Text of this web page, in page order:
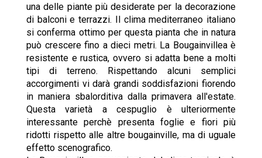
una delle piante più desiderate per la decorazione
di balconi e terrazzi. Il clima mediterraneo italiano
si conferma ottimo per questa pianta che in natura
può crescere fino a dieci metri. La Bougainvillea è
resistente e rustica, ovvero si adatta bene a molti
tipi di terreno. Rispettando alcuni semplici
accorgimenti vi darà grandi soddisfazioni fiorendo
in maniera sbalorditiva dalla primavera all'estate.
Questa varietà a cespuglio è ulteriormente
interessante perchè presenta foglie e fiori più
ridotti rispetto alle altre bougainville, ma di uguale
effetto scenografico.